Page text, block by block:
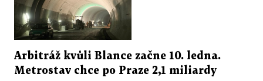
Arbitráž kvůli Blance začne 10. ledna.
Metrostav chce po Praze 2,1 miliardy